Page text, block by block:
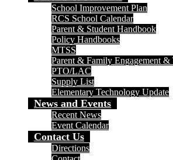
School Improvement Plan
RCS School Calendar
Parent & Student Handbook
Policy Handbooks
MTSS
Parent & Family Engagement
PTO/LAC
Supply List
Elementary Technology Update
News and Events
Recent News
Event Calendar
Contact Us
Directions